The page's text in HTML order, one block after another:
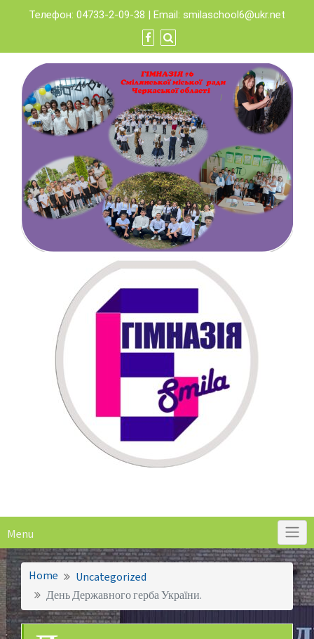
content
Телефон: 04733-2-09-38 | Email: smilaschool6@ukr.net
Menu
Home
Uncategorized
День Державного герба України.